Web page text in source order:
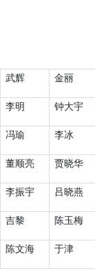
武辉 金丽
李明 钟大宇
冯瑜 李冰
董顺亮 贾晓华
李振宇 吕晓燕
吉黎 陈玉梅
陈文海 于津